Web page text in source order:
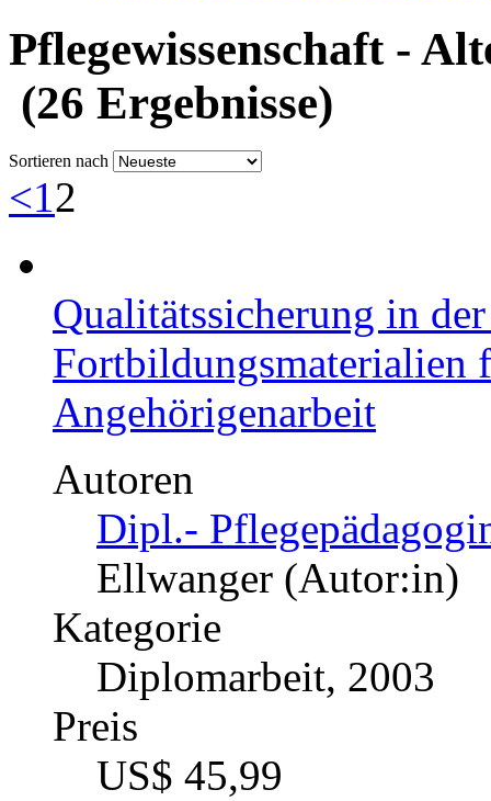
Pflegewissenschaft -
(26 Ergebnisse)
Sortieren nach
<12
Qualitätssicherung in
Fortbildungsmaterialien
Angehörigenarbeit
Autoren
Dipl.-
Ellwanger (Autor:in)
Kategorie
Diplomarbeit, 2003
Preis
US$ 45,99